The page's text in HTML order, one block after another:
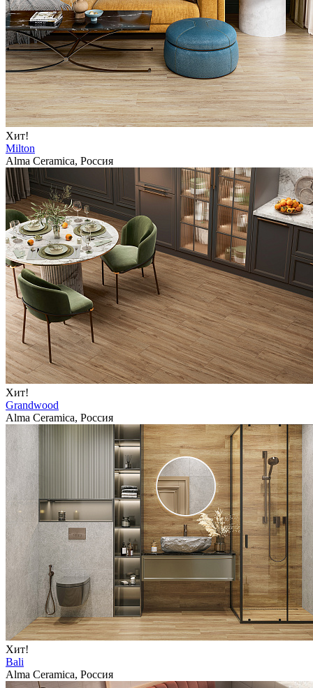
Хит!
Milton
Alma Ceramica, Россия
Хит!
Grandwood
Alma Ceramica, Россия
Хит!
Bali
Alma Ceramica, Россия